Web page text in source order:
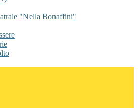
"Nella Bonaffini"